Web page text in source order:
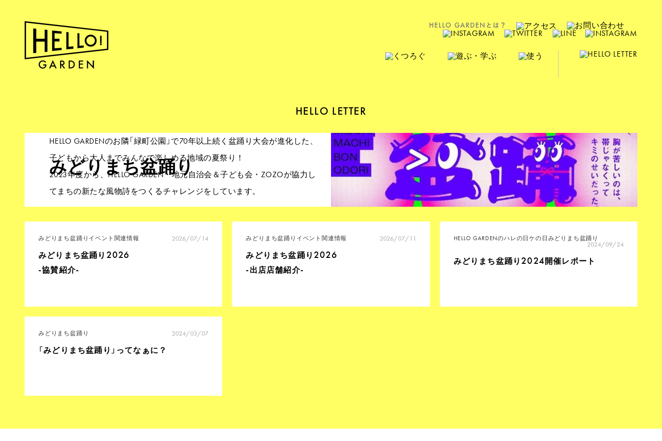
HELLO LETTER
みどりまち盆踊り
HELLO GARDENのお隣「緑町公園」で70年以上続く盆踊り大会が進化した、
子どもから大人までみんなで楽しめる地域の夏祭り！
2023年度から、HELLO GARDEN・地元自治会＆子ども会・ZOZOが協力し
てまちの新たな風物詩をつくるチャレンジをしています。
みどりまち盆踊り イベント関連情報 2026/07/14
みどりまち盆踊り 2026
-協賛紹介-
みどりまち盆踊り イベント関連情報 2026/07/11
みどりまち盆踊り 2026
-出店店舗紹介-
HELLO GARDENのハレの日ケの日みどりまち盆踊り
2024/09/24
みどりまち盆踊り 2024開催レポート
みどりまち盆踊り 2024/03/07
「みどりまち盆踊り」ってなぁに？